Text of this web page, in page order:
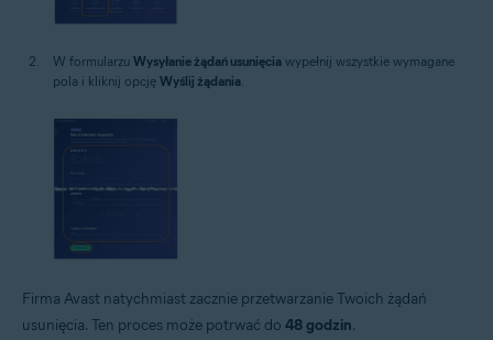
W formularzu Wysyłanie żądań usunięcia wypełnij wszystkie wymagane
pola i kliknij opcję Wyślij żądania
Firma Avast natychmiast zacznie przetwarzanie Twoich żądań
usunięcia. Ten proces może potrwać do 48 godzin.